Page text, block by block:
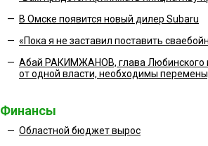
— В Омске появится новый дилер Subaru
— «Пока я не заставил поставить
— Абай РАКИМЖАНОВ, глава Любинского
от одной власти, необходимы
Финансы
— Областной бюджет вырос